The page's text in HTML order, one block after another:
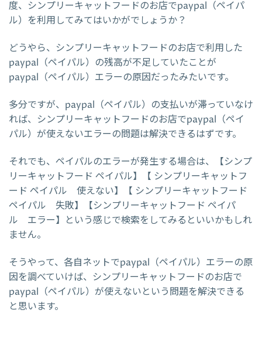
度、シンプリーキャットフードのお店でpaypal（ペイパ
ル）を利用してみてはいかがでしょうか？
どうやら、シンプリーキャットフードのお店で利用した
paypal（ペイパル）の残高が不足していたことが
paypal（ペイパル）エラーの原因だったみたいです。
多分ですが、paypal（ペイパル）の支払いが滞っていなけ
れば、シンプリーキャットフードのお店でpaypal（ペイ
パル）が使えないエラーの問題は解決できるはずです。
それでも、ペイパルのエラーが発生する場合は、【シンプ
リーキャットフード ペイパル】【 シンプリーキャットフ
ード ペイパル 使えない】【 シンプリーキャットフード
ペイパル 失敗】【シンプリーキャットフード ペイパ
ル エラー】という感じで検索をしてみるといいかもしれ
ません。
そうやって、各自ネットでpaypal（ペイパル）エラーの原
因を調べていけば、シンプリーキャットフードのお店で
paypal（ペイパル）が使えないという問題を解決できる
と思います。